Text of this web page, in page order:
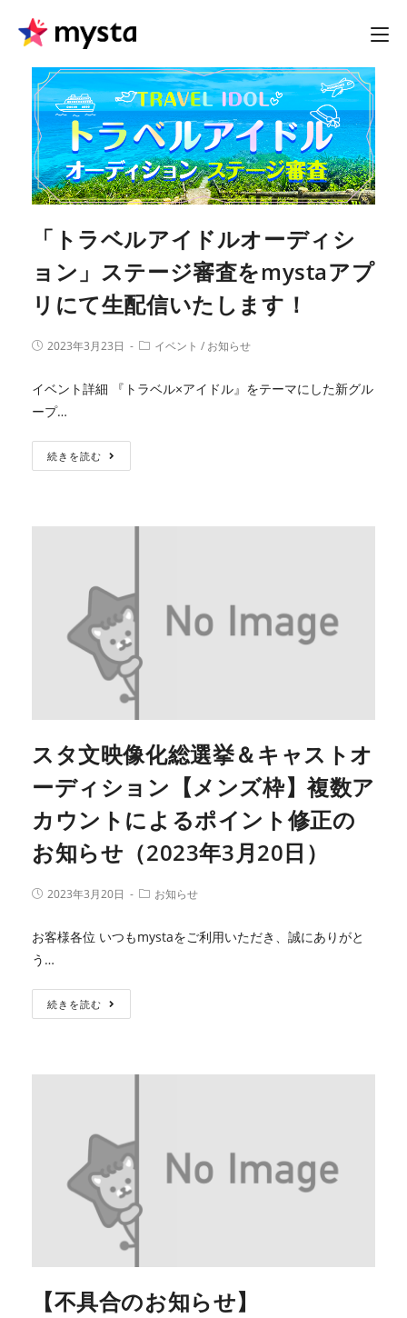
「トラベルアイドルオーディシ
ョン」ステージ審査をmystaアプ
リにて生配信いたします！
2023年3月23日 イベント / お知らせ
イベント詳細 『トラベル×アイドル』をテーマにした新グル
ープ…
続きを読む
スタ文映像化総選挙＆キャストオ
ーディション【メンズ枠】複数ア
カウントによるポイント修正の
お知らせ（2023年3月20日）
2023年3月20日 お知らせ
お客様各位 いつもmystaをご利用いただき、誠にありがと
う…
続きを読む
【不具合のお知らせ】